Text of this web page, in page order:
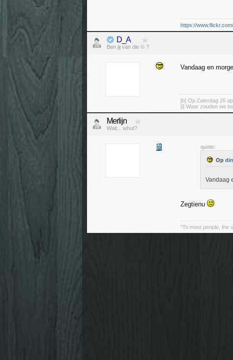
https://
D_A
Ben jij van die © ?
Vandaag en
[b] Op Zaterdag 26
[i] Waar zouden we
Merlijn
Wait... whut?
quote:
Op
Vandaag
Zegtienu
"To most people, the